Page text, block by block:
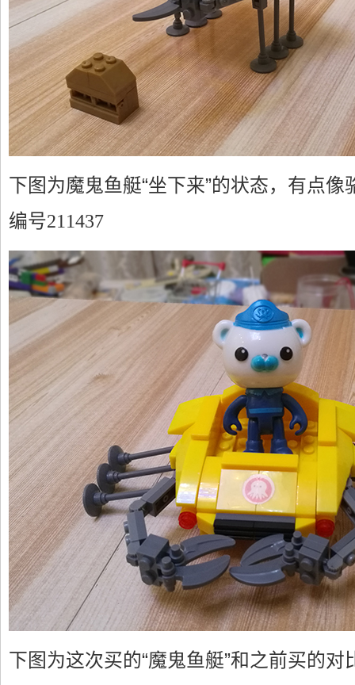
下图为魔鬼鱼艇“坐下来”的状态，有点像
编号211437
下图为这次买的“魔鬼鱼艇”和之前买的对